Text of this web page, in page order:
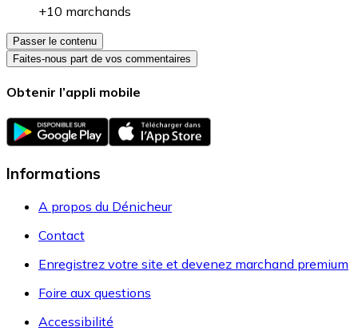
+10 marchands
Passer le contenu
Faites-nous part de vos commentaires
Obtenir l’appli mobile
Informations
A propos du Dénicheur
Contact
Enregistrez votre site et devenez marchand premium
Foire aux questions
Accessibilité